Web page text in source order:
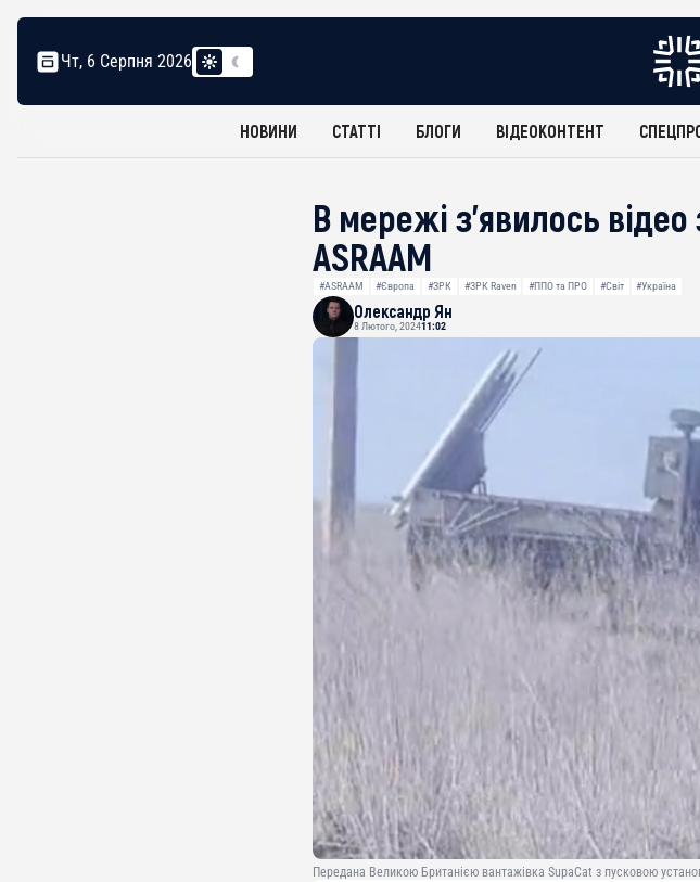
Чт, 6 Серпня 2026
НОВИНИ СТАТТІ БЛОГИ ВІДЕОКОНТЕНТ
В мережі з’явилось
ASRAAM
#ASRAAM #Європа #ЗРК #ЗРК Raven #ППО та ПРО #Світ #Україна
Олександр Ян
8 Лютого, 202411:02
Передана Великою Британією вантажівка SupaCat з пусковою